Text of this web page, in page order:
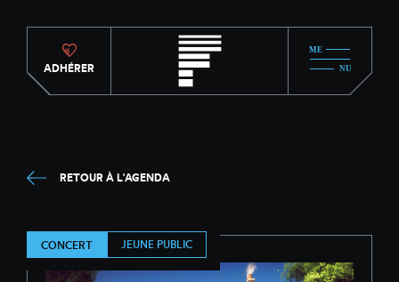
ADHÉRER
RETOUR À L'AGENDA
CONCERT JEUNE PUBLIC